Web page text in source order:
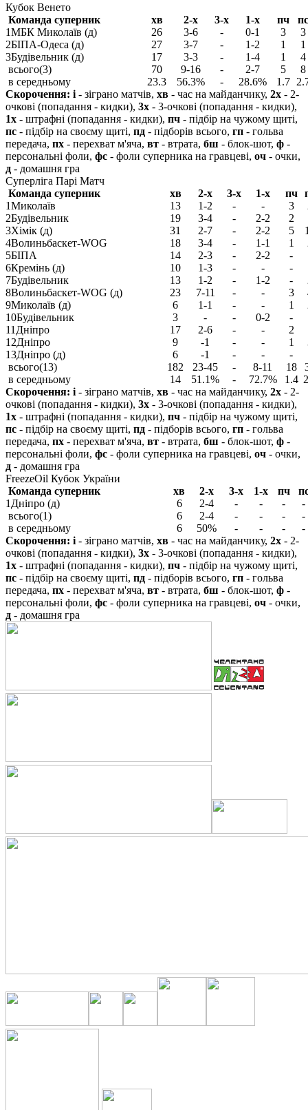
Кубок Венето
Команда суперник
хв 2-х 3-х 1-х пч
пс
1МБК Миколаїв (д) 26 3-6 - 0-1 3
3
2БІПА-Одеса (д) 27 3-7 - 1-2 1
1
3Будівельник (д) 17 3-3 - 1-4 1
4
всього(3)
70 9-16 - 2-7 5
8
в середньому
23.3 56.3% - 28.6% 1.7
Скорочення: і - зіграно матчів, хв - час на майданчику, 2х - 2-
очкові (попадання - кидки), 3х - 3-очкові (попадання - кидки),
1х - штрафні (попадання - кидки), пч - підбір на чужому щиті,
пс - підбір на своєму щиті, пд - підборів всього, гп - гольва
передача, пх - перехват м'яча, вт - втрата, бш - блок-шот, ф -
персональні фоли, фс - фоли суперника на гравцеві, оч - очки,
д - домашня гра
Суперліга Парі Матч
Команда суперник
хв 2-х 3-х 1-х пч
1Миколаїв 13 1-2 - - 3
2Будівельник 19 3-4 - 2-2
2
3Хімік (д) 31 2-7 - 2-2 5
4Волиньбаскет-WOG 18 3-4 - 1-1 1
5БІПА 14 2-3 - 2-2 -
6Кремінь (д) 10 1-3 - -
-
7Будівельник 13 1-2 - 1-2 -
8Волиньбаскет-WOG (д) 23 7-11 - - 3
9Миколаїв (д) 6 1-1 - - 1
10Будівельник 3 - - 0-2 -
11 Дніпро 17 2-6 - - 2
12Дніпро 9 -1 - - 1
13Дніпро (д) 6 -1 - - -
всього(13)
182 23-45 - 8-11 18
в середньому
14 51.1% - 72.7% 1.4
Скорочення: і - зіграно матчів, хв - час на майданчику, 2х - 2-
очкові (попадання - кидки), 3х - 3-очкові (попадання - кидки),
1х - штрафні (попадання - кидки), пч - підбір на чужому щиті,
пс - підбір на своєму щиті, пд - підборів всього, гп - гольва
передача, пх - перехват м'яча, вт - втрата, бш - блок-шот, ф -
персональні фоли, фс - фоли суперника на гравцеві, оч - очки,
д - домашня гра
FreezeOil Кубок України
Команда суперник
хв 2-х 3-х 1-х пч
1 Дніпро (д) 6 2-4 - - -
-
всього(1)
6 2-4 - - -
-
в середньому
6 50% - - -
-
Скорочення: і - зіграно матчів, хв - час на майданчику, 2х - 2-
очкові (попадання - кидки), 3х - 3-очкові (попадання - кидки),
1х - штрафні (попадання - кидки), пч - підбір на чужому щиті,
пс - підбір на своєму щиті, пд - підборів всього, гп - гольва
передача, пх - перехват м'яча, вт - втрата, бш - блок-шот, ф -
персональні фоли, фс - фоли суперника на гравцеві, оч - очки,
д - домашня гра